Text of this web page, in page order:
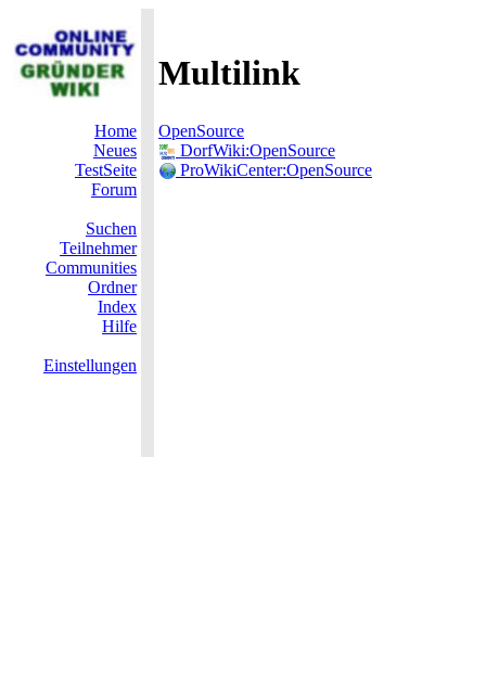
Multilink
Home
Neues
TestSeite
Forum
Suchen
Teilnehmer
Communities
Ordner
Index
Hilfe
Einstellungen
OpenSource
DorfWiki:OpenSource
ProWikiCenter:OpenSource